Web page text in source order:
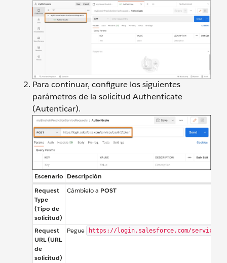
Para continuar, configure los siguientes
parámetros de la solicitud Authenticate
(Autenticar).
Escenario Descripción
Request
Type
(Tipo de
solicitud)
Cámbielo a POST
Request
URL (URL
de
solicitud)
Pegue https://login.salesforce.com/services/